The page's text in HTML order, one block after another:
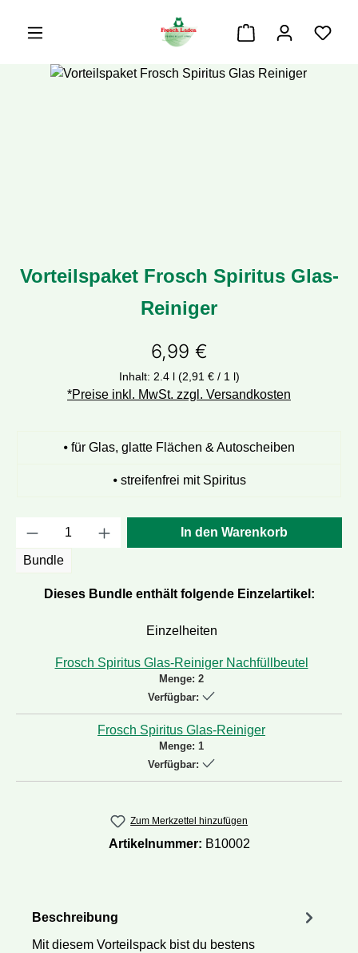
Warenkorb
Bildergalerie überspringen
Vorteilspaket Frosch Spiritus Glas-
Reiniger
6,99 €
Inhalt: 2.4 l (2,91 € / 1 l)
*Preise inkl. MwSt. zzgl. Versandkosten
⦁ für Glas, glatte Flächen & Autoscheiben
⦁ streifenfrei mit Spiritus
Produkt Anzahl: Gib den gewünschten
Bundle
In den Warenkorb
Dieses Bundle enthält folgende Einzelartikel:
Einzelheiten
Frosch Spiritus Glas-Reiniger Nachfüllbeutel
Menge: 2
Verfügbar:
Frosch Spiritus Glas-Reiniger
Menge: 1
Verfügbar:
Zum Merkzettel hinzufügen
Artikelnummer: B10002
Beschreibung
Mit diesem Vorteilspack bist du bestens